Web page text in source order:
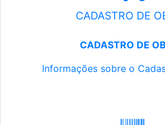
CADASTRO DE
CADASTRO DE
Informações sobre o